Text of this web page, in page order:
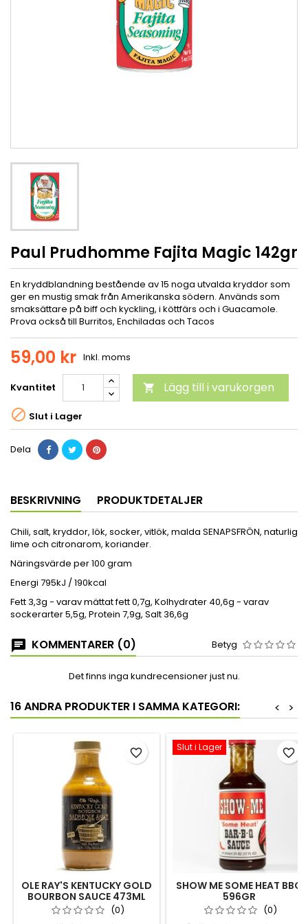
Paul Prudhomme Fajita Magic 142gr
En kryddblandning bestående av 15 noga utvalda kryddor som
ger en mustig smak från Amerikanska södern. Används som
smaksättare på biff och kyckling, i köttfärs och i Guacamole.
Prova också till Burritos, Enchiladas och Tacos
59,00 kr Inkl. moms
Kvantitet  Lägg till i varukorgen
 Slut i Lager
Dela
BESKRIVNING PRODUKTDETALJER
Chili, salt, kryddor, lök, socker, vitlök, malda SENAPSFRÖN, naturlig
lime och citronarom, koriander.
Näringsvärde per 100 gram
Energi 795kJ / 190kcal
Fett 3,3g - varav mättat fett 0,7g, Kolhydrater 40,6g - varav
sockerarter 5,5g, Protein 7,9g, Salt 36,6g
KOMMENTARER (0) Betyg
Det finns inga kundrecensioner just nu.
16 ANDRA PRODUKTER I SAMMA KATEGORI: >
<
OLE RAY'S KENTUCKY GOLD
BOURBON SAUCE 473ML
(0)
favorite_border Slut i Lager
SHOW ME SOME HEAT BBQ
596GR
(0)
favorite_border